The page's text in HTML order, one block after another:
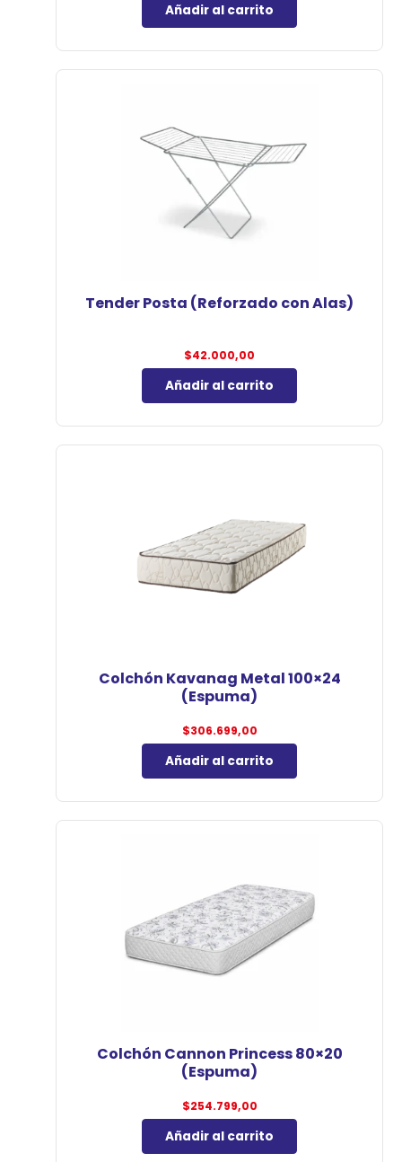
Añadir al carrito
Tender Posta (Reforzado con Alas)
$42.000,00
Añadir al carrito
Colchón Kavanag Metal 100×24
(Espuma)
$306.699,00
Añadir al carrito
Colchón Cannon Princess 80×20
(Espuma)
$254.799,00
Añadir al carrito